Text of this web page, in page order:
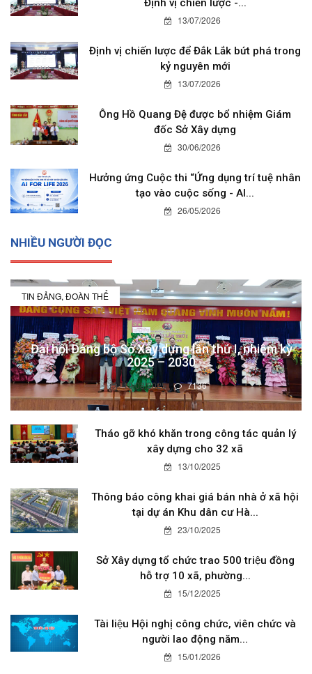
Định vị chiến lược -...
13/07/2026
Định vị chiến lược để Đắk Lắk bứt phá trong
kỷ nguyên mới
13/07/2026
Ông Hồ Quang Đệ được bổ nhiệm Giám
đốc Sở Xây dựng
30/06/2026
Hưởng ứng Cuộc thi “Ứng dụng trí tuệ nhân
tạo vào cuộc sống - AI...
26/05/2026
NHIỀU NGƯỜI ĐỌC
TIN ĐẢNG, ĐOÀN THỂ
Đại hội Đảng bộ Sở Xây dựng lần thứ I, nhiệm kỳ
2025 – 2030
19/08/2025 7136
Tháo gỡ khó khăn trong công tác quản lý
xây dựng cho 32 xã
13/10/2025
Thông báo công khai giá bán nhà ở xã hội
tại dự án Khu dân cư Hà...
23/10/2025
Sở Xây dựng tổ chức trao 500 triệu đồng
hỗ trợ 10 xã, phường...
15/12/2025
Tài liệu Hội nghị công chức, viên chức và
người lao động năm...
15/01/2026